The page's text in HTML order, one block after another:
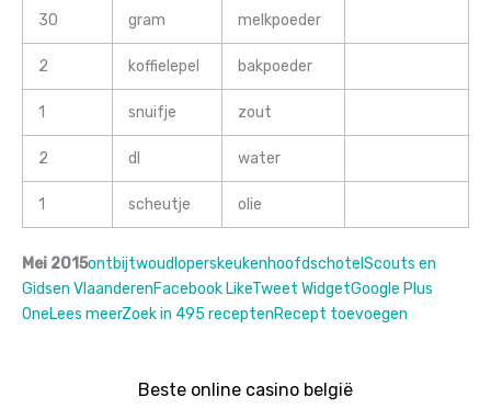
30 gram melkpoeder
2 koffielepel bakpoeder
1 snuifje zout
2 dl water
1 scheutje olie
Mei 2015ontbijtwoudloperskeukenhoofdschotel Scouts en
Gidsen VlaanderenFacebook LikeTweet WidgetGoogle Plus
OneLees meerZoek in 495 receptenRecept toevoegen
Beste online casino belgië